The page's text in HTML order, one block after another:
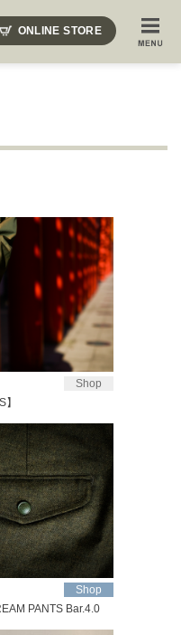
ONLINE STORE
Shop
Shop
PANTS Bar.4.0